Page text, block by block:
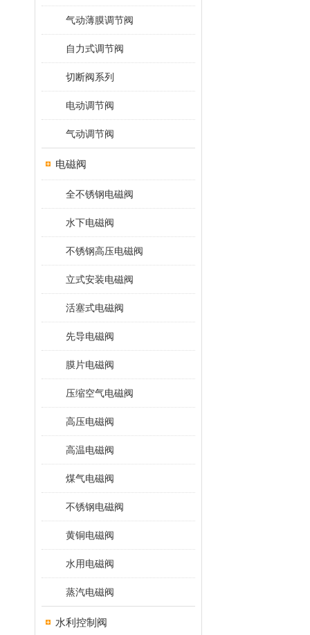
气动薄膜调节阀
自力式调节阀
切断阀系列
电动调节阀
气动调节阀
电磁阀
全不锈钢电磁阀
水下电磁阀
不锈钢高压电磁阀
立式安装电磁阀
活塞式电磁阀
先导电磁阀
膜片电磁阀
压缩空气电磁阀
高压电磁阀
高温电磁阀
煤气电磁阀
不锈钢电磁阀
黄铜电磁阀
水用电磁阀
蒸汽电磁阀
水利控制阀